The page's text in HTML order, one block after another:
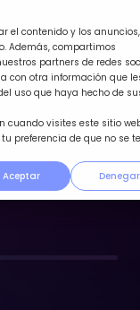
el contenido y los anuncios,
Además, compartimos
partners de redes
con otra información que
uso que haya hecho de
cuando visites este sitio
preferencia de que no se
Aceptar Denegar